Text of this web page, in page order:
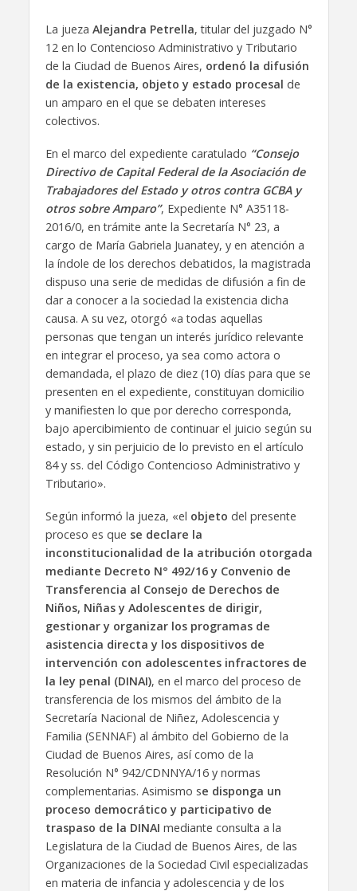
La jueza Alejandra Petrella, titular del juzgado N°
12 en lo Contencioso Administrativo y Tributario
de la Ciudad de Buenos Aires, ordenó la difusión
de la existencia, objeto y estado procesal de
un amparo en el que se debaten intereses
colectivos.
En el marco del expediente caratulado “Consejo
Directivo de Capital Federal de la Asociación de
Trabajadores del Estado y otros contra GCBA y
otros sobre Amparo”, Expediente N° A35118-
2016/0, en trámite ante la Secretaría N° 23, a
cargo de María Gabriela Juanatey, y en atención a
la índole de los derechos debatidos, la magistrada
dispuso una serie de medidas de difusión a fin de
dar a conocer a la sociedad la existencia dicha
causa. A su vez, otorgó «a todas aquellas
personas que tengan un interés jurídico relevante
en integrar el proceso, ya sea como actora o
demandada, el plazo de diez (10) días para que se
presenten en el expediente, constituyan domicilio
y manifiesten lo que por derecho corresponda,
bajo apercibimiento de continuar el juicio según su
estado, y sin perjuicio de lo previsto en el artículo
84 y ss. del Código Contencioso Administrativo y
Tributario».
Según informó la jueza, «el objeto del presente
proceso es que se declare la
inconstitucionalidad de la atribución otorgada
mediante Decreto N° 492/16 y Convenio de
Transferencia al Consejo de Derechos de
Niños, Niñas y Adolescentes de dirigir,
gestionar y organizar los programas de
asistencia directa y los dispositivos de
intervención con adolescentes infractores de
la ley penal (DINAI), en el marco del proceso de
transferencia de los mismos del ámbito de la
Secretaría Nacional de Niñez, Adolescencia y
Familia (SENNAF) al ámbito del Gobierno de la
Ciudad de Buenos Aires, así como de la
Resolución N° 942/CDNNYA/16 y normas
complementarias. Asimismo se disponga un
proceso democrático y participativo de
traspaso de la DINAI mediante consulta a la
Legislatura de la Ciudad de Buenos Aires, de las
Organizaciones de la Sociedad Civil especializadas
en materia de infancia y adolescencia y de los